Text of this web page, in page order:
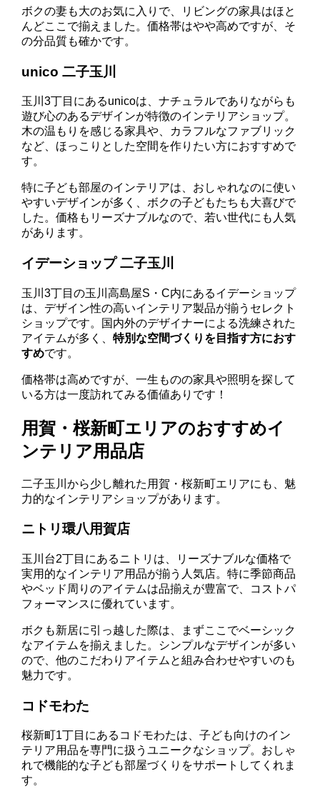
ボクの妻も大のお気に入りで、リビングの家具はほと
んどここで揃えました。価格帯はやや高めですが、そ
の分品質も確かです。
unico 二子玉川
玉川3丁目にあるunicoは、ナチュラルでありながらも
遊び心のあるデザインが特徴のインテリアショップ。
木の温もりを感じる家具や、カラフルなファブリック
など、ほっこりとした空間を作りたい方におすすめで
す。
特に子ども部屋のインテリアは、おしゃれなのに使い
やすいデザインが多く、ボクの子どもたちも大喜びで
した。価格もリーズナブルなので、若い世代にも人気
があります。
イデーショップ 二子玉川
玉川3丁目の玉川高島屋S・C内にあるイデーショップ
は、デザイン性の高いインテリア製品が揃うセレクト
ショップです。国内外のデザイナーによる洗練された
アイテムが多く、特別な空間づくりを目指す方におす
すめです。
価格帯は高めですが、一生ものの家具や照明を探して
いる方は一度訪れてみる価値ありです！
用賀・桜新町エリアのおすすめイ
ンテリア用品店
二子玉川から少し離れた用賀・桜新町エリアにも、魅
力的なインテリアショップがあります。
ニトリ環八用賀店
玉川台2丁目にあるニトリは、リーズナブルな価格で
実用的なインテリア用品が揃う人気店。特に季節商品
やベッド周りのアイテムは品揃えが豊富で、コストパ
フォーマンスに優れています。
ボクも新居に引っ越した際は、まずここでベーシック
なアイテムを揃えました。シンプルなデザインが多い
ので、他のこだわりアイテムと組み合わせやすいのも
魅力です。
コドモわた
桜新町1丁目にあるコドモわたは、子ども向けのイン
テリア用品を専門に扱うユニークなショップ。おしゃ
れで機能的な子ども部屋づくりをサポートしてくれま
す。